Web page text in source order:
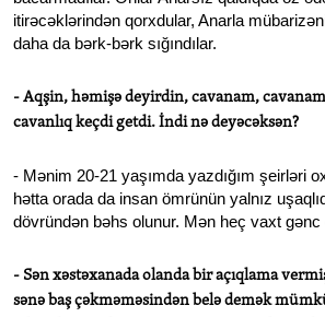
itirəcəklərindən qorxdular, Anarla
daha da bərk-bərk sığındılar.
- Aqşin, həmişə deyirdin, cavanam,
cavanlıq keçdi getdi. İndi nə deyəcəksən?
- Mənim 20-21 yaşımda yazdığım şeirləri
hətta orada da insan ömrünün yalnız
dövründən bəhs olunur. Mən heç vaxt gənc
- Sən xəstəxanada olanda bir açıqlama
sənə baş çəkməməsindən belə demək